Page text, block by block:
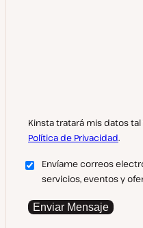
Kinsta tratará mis datos
Política de Privacidad.
Envíame correos
servicios, eventos y
Enviar Mensaje